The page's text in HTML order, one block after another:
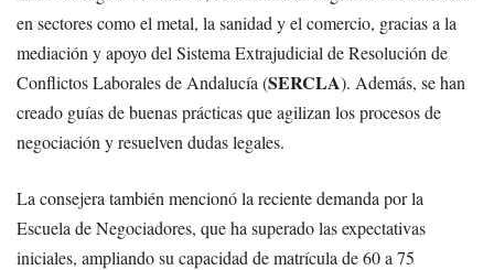
en sectores como el metal, la sanidad y el comercio, gracias a la
mediación y apoyo del Sistema Extrajudicial de Resolución de
Conflictos Laborales de Andalucía (SERCLA). Además, se han
creado guías de buenas prácticas que agilizan los procesos de
negociación y resuelven dudas legales.
La consejera también mencionó la reciente demanda por la
Escuela de Negociadores, que ha superado las expectativas
iniciales, ampliando su capacidad de matrícula de 60 a 75